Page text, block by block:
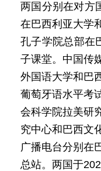
两国分别在对方
在巴西利亚大学
孔子学院总部在
子课堂。中国传
外国语大学和巴
葡萄牙语水平考
会科学院拉美研
究中心和巴西文
广播电台分别在
总站。两国于